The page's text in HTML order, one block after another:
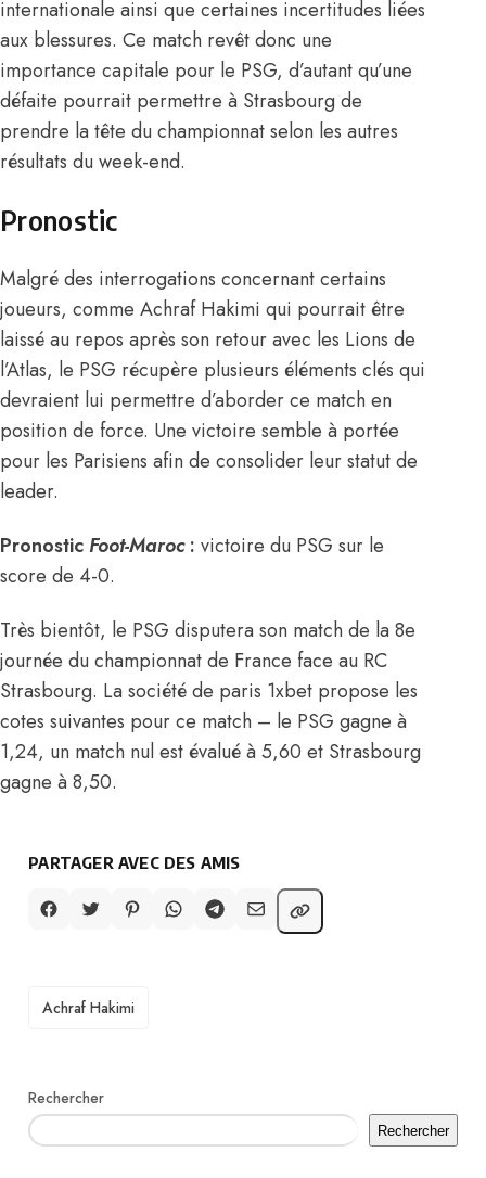
internationale ainsi que certaines incertitudes liées
aux blessures. Ce match revêt donc une
importance capitale pour le PSG, d’autant qu’une
défaite pourrait permettre à Strasbourg de
prendre la tête du championnat selon les autres
résultats du week-end.
Pronostic
Malgré des interrogations concernant certains
joueurs, comme Achraf Hakimi qui pourrait être
laissé au repos après son retour avec les Lions de
l’Atlas, le PSG récupère plusieurs éléments clés qui
devraient lui permettre d’aborder ce match en
position de force. Une victoire semble à portée
pour les Parisiens afin de consolider leur statut de
leader.
Pronostic Foot-Maroc: victoire du PSG sur le
score de 4-0.
Très bientôt, le PSG disputera son match de la 8e
journée du championnat de France face au RC
Strasbourg. La société de paris 1xbet propose les
cotes suivantes pour ce match – le PSG gagne à
1,24, un match nul est évalué à 5,60 et Strasbourg
gagne à 8,50.
PARTAGER AVEC DES AMIS
TAGS
Achraf Hakimi
Rechercher
Rechercher